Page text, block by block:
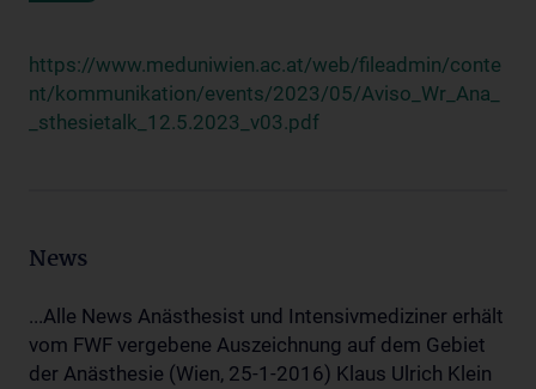
https://www.meduniwien.ac.at/web/fileadmin/conte
nt/kommunikation/events/2023/05/Aviso_Wr_Ana_
_sthesietalk_12.5.2023_v03.pdf
News
...Alle News Anästhesist und Intensivmediziner erhält
vom FWF vergebene Auszeichnung auf dem Gebiet
der Anästhesie (Wien, 25-1-2016) Klaus Ulrich Klein